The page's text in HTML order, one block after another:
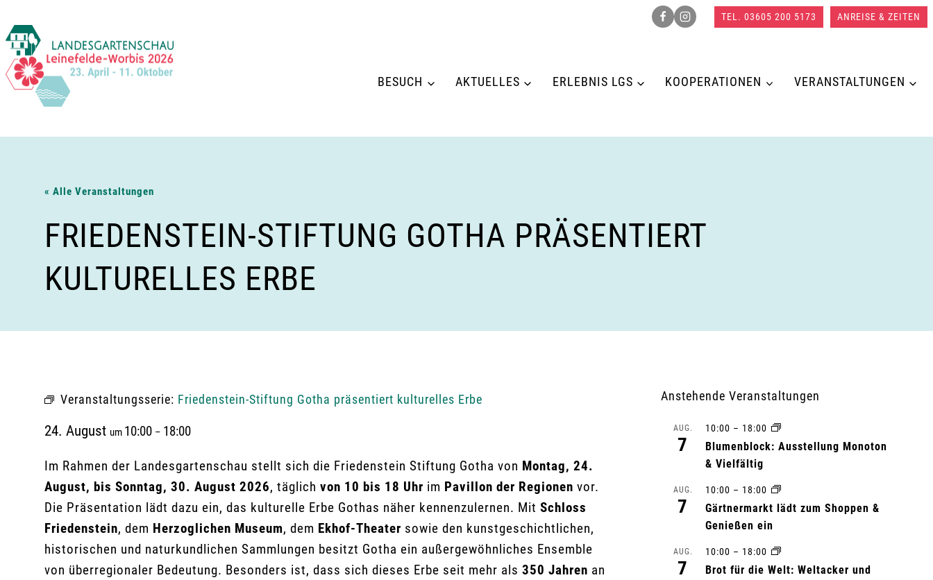
Inhalt
springen
TEL. 03605 200 5173 ANREISE & ZEITEN
BESUCH AKTUELLES ERLEBNIS LGS KOOPERATIONEN VERANSTALTUNGEN
« Alle Veranstaltungen
FRIEDENSTEIN-STIFTUNG GOTHA PRÄSENTIERT
KULTURELLES ERBE
Veranstaltungsserie: Friedenstein-Stiftung Gotha präsentiert kulturelles Erbe
24. August um 10:00 – 18:00
Im Rahmen der Landesgartenschau stellt sich die Friedenstein Stiftung Gotha von Montag, 24.
August, bis Sonntag, 30. August 2026, täglich von 10 bis 18 Uhr im Pavillon der Regionen vor.
Die Präsentation lädt dazu ein, das kulturelle Erbe Gothas näher kennenzulernen. Mit Schloss
Friedenstein, dem Herzoglichen Museum, dem Ekhof-Theater sowie den kunstgeschichtlichen,
historischen und naturkundlichen Sammlungen besitzt Gotha ein außergewöhnliches Ensemble
von überregionaler Bedeutung. Besonders ist, dass sich dieses Erbe seit mehr als 350 Jahren an
Anstehende Veranstaltungen
AUG.
7
10:00 – 18:00
Blumenblock: Ausstellung Monoton
& Vielfältig
AUG.
7
10:00 – 18:00
Gärtnermarkt lädt zum Shoppen &
Genießen ein
AUG.
7
10:00 – 18:00
Brot für die Welt: Weltacker und